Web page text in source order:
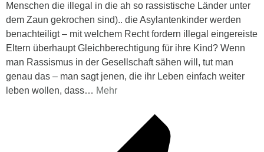
Menschen die illegal in die ah so rassistische Länder unter
dem Zaun gekrochen sind).. die Asylantenkinder werden
benachteiligt – mit welchem Recht fordern illegal eingereiste
Eltern überhaupt Gleichberechtigung für ihre Kind? Wenn
man Rassismus in der Gesellschaft sähen will, tut man
genau das – man sagt jenen, die ihr Leben einfach weiter
leben wollen, dass… Mehr